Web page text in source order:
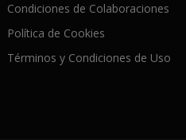
Condiciones de Colaboraciones
Política de Cookies
Términos y Condiciones de Uso